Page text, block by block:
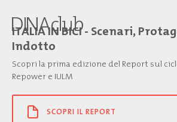
ITALIA IN BICI - Scenari,
Indotto
Scopri la prima edizione del Report sul
Repower e IULM
SCOPRI IL REPORT